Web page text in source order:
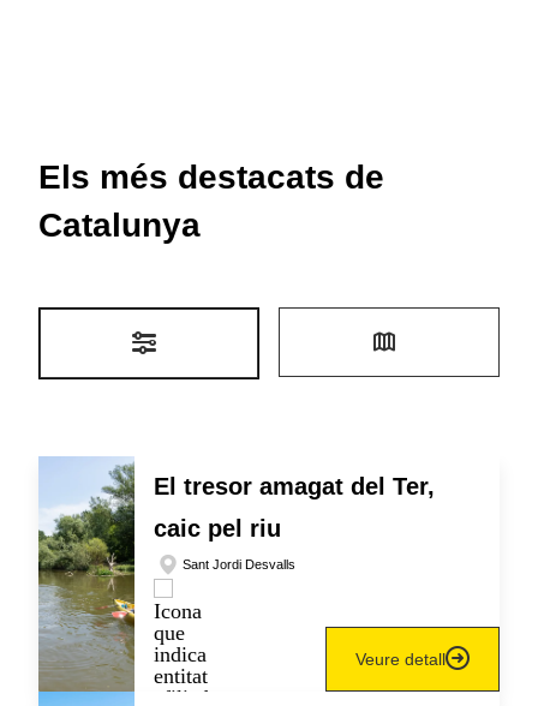
Els més destacats de
Catalunya
El tresor amagat del Ter,
caic pel riu
Sant Jordi Desvalls
Veure detall